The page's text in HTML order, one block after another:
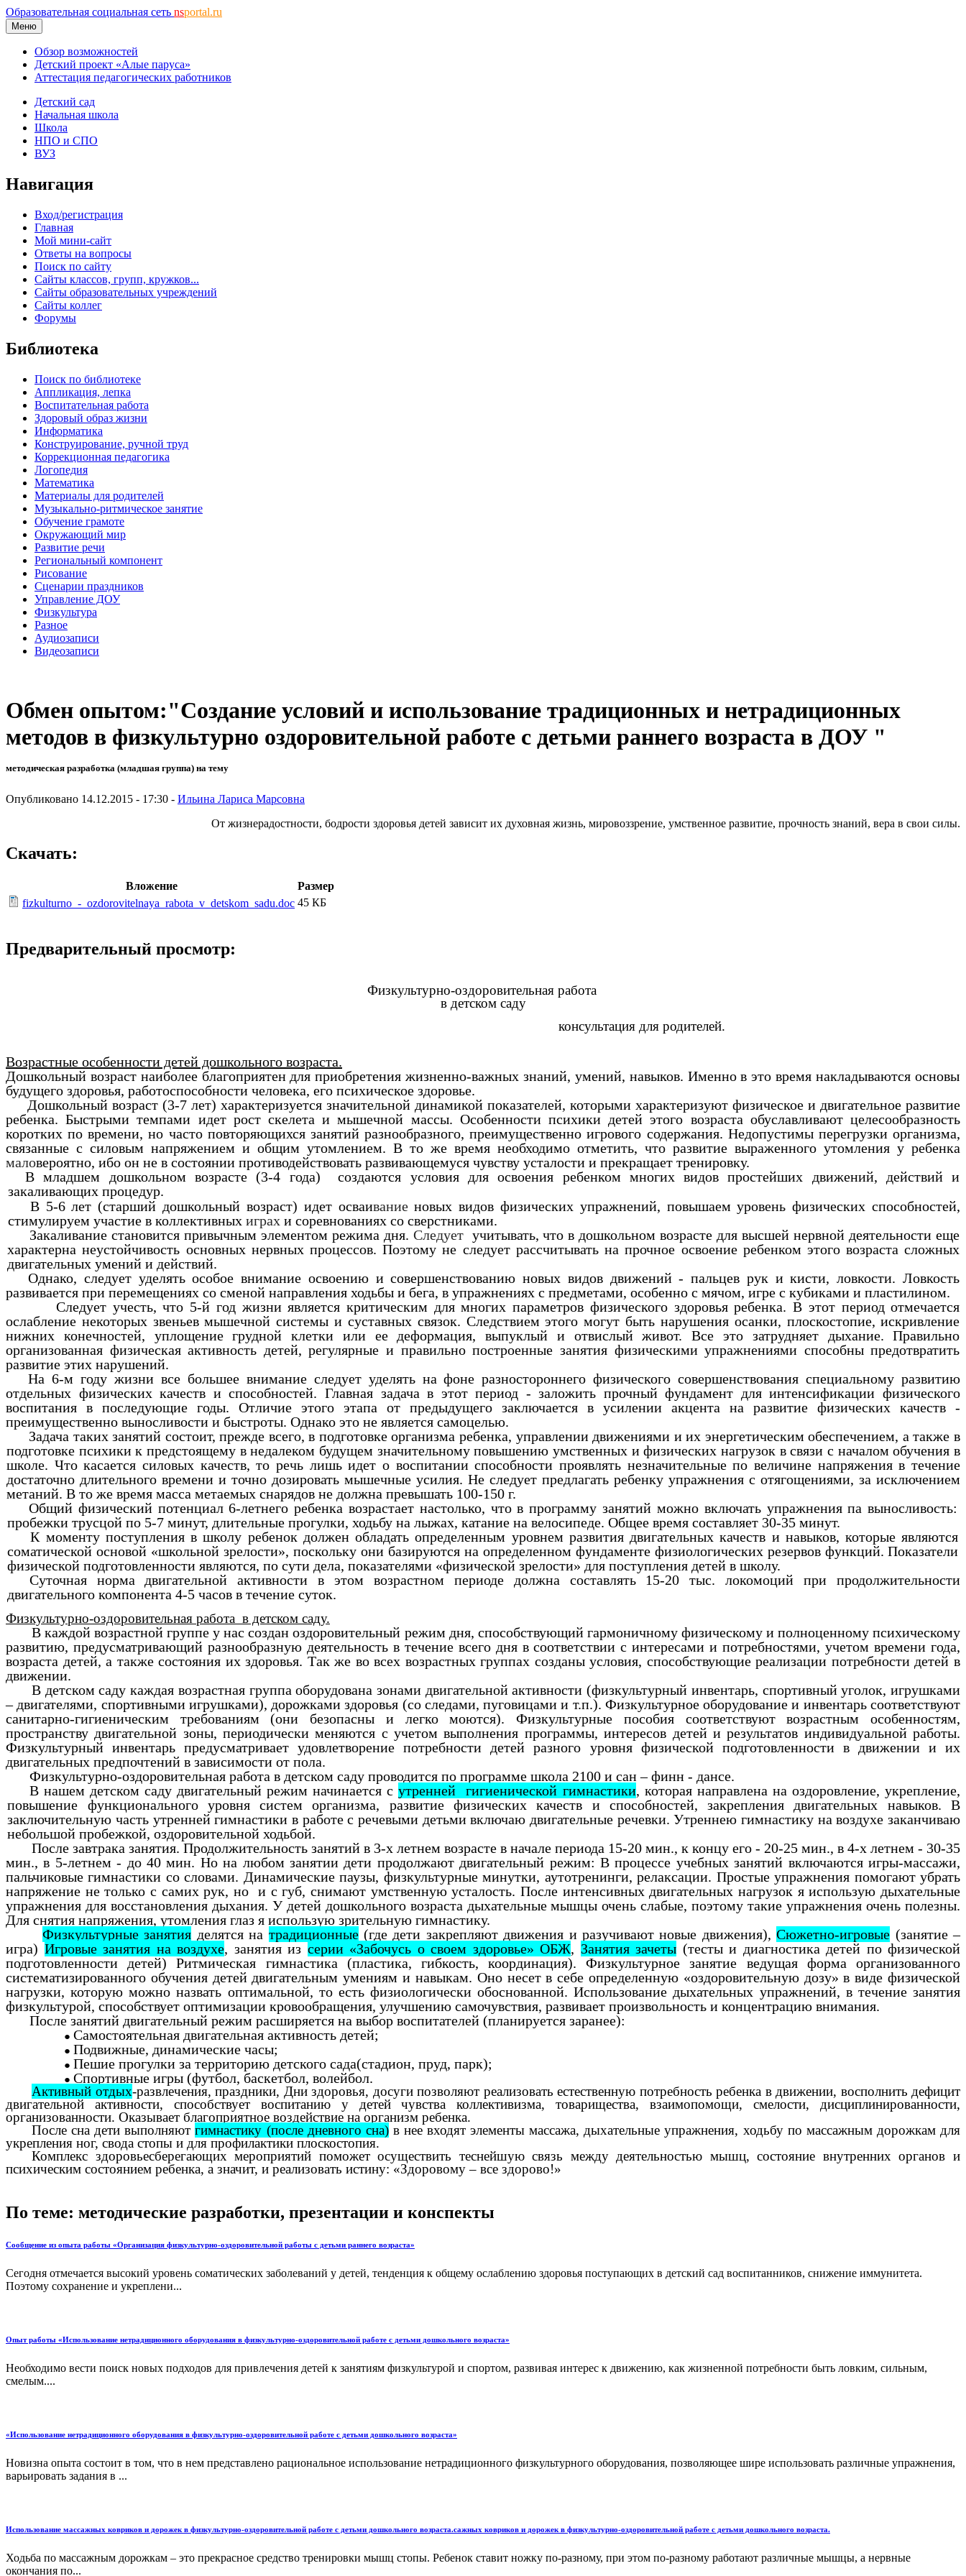
Образовательная социальная сеть nsportal.ru
Меню
Обзор возможностей
Детский проект «Алые паруса»
Аттестация педагогических работников
Детский сад
Начальная школа
Школа
НПО и СПО
ВУЗ
Навигация
Вход/регистрация
Главная
Мой мини-сайт
Ответы на вопросы
Поиск по сайту
Сайты классов, групп, кружков...
Сайты образовательных учреждений
Сайты коллег
Форумы
Библиотека
Поиск по библиотеке
Аппликация, лепка
Воспитательная работа
Здоровый образ жизни
Информатика
Конструирование, ручной труд
Коррекционная педагогика
Логопедия
Математика
Материалы для родителей
Музыкально-ритмическое занятие
Обучение грамоте
Окружающий мир
Развитие речи
Региональный компонент
Рисование
Сценарии праздников
Управление ДОУ
Физкультура
Разное
Аудиозаписи
Видеозаписи
Обмен опытом:"Создание условий и использование традиционных и нетрадиционных
методов в физкультурно оздоровительной работе с детьми раннего возраста в ДОУ "
методическая разработка (младшая группа) на тему
Опубликовано 14.12.2015 - 17:30 - Ильина Лариса Марсовна
От жизнерадостности, бодрости здоровья детей зависит их духовная жизнь, мировоззрение, умственное развитие, прочность знаний, вера в свои силы.
Скачать:
Вложение
Размер
fizkulturno_-_ozdorovitelnaya_rabota_v_detskom_sadu.doc 45 КБ
Предварительный просмотр:
Физкультурно-оздоровительная работа
в детском саду
консультация для родителей.
Возрастные особенности детей дошкольного возраста.
Дошкольный возраст наиболее благоприятен для приобретения жизненно-важных знаний, умений, навыков. Именно в это время накладываются основы
будущего здоровья, работоспособности человека, его психическое здоровье.
Дошкольный возраст (3-7 лет) характеризуется значительной динамикой показателей, которыми характеризуют физическое и двигательное развитие
ребенка. Быстрыми темпами идет рост скелета и мышечной массы. Особенности психики детей этого возраста обуславливают целесообразность
коротких по времени, но часто повторяющихся занятий разнообразного, преимущественно игрового содержания. Недопустимы перегрузки организма,
связанные с силовым напряжением и общим утомлением. В то же время необходимо отметить, что развитие выраженного утомления у ребенка
маловероятно, ибо он не в состоянии противодействовать развивающемуся чувству усталости и прекращает тренировку.
В младшем дошкольном возрасте (3-4 года) создаются условия для освоения ребенком многих видов простейших движений, действий и
закаливающих процедур.
В 5-6 лет (старший дошкольный возраст) идет осваиваниеновых видов физических упражнений, повышаем уровень физических способностей,
стимулируем участие в коллективных играх и соревнованиях со сверстниками.
Закаливание становится привычным элементом режима дня. Следует учитывать, что в дошкольном возрасте для высшей нервной деятельности еще
характерна неустойчивость основных нервных процессов. Поэтому не следует рассчитывать на прочное освоение ребенком этого возраста сложных
двигательных умений и действий.
Однако, следует уделять особое внимание освоению и совершенствованию новых видов движений - пальцев рук и кисти, ловкости. Ловкость
развивается при перемещениях со сменой направления ходьбы и бега, в упражнениях с предметами, особенно с мячом, игре с кубиками и пластилином.
Следует учесть, что 5-й год жизни является критическим для многих параметров физического здоровья ребенка. В этот период отмечается
ослабление некоторых звеньев мышечной системы и суставных связок. Следствием этого могут быть нарушения осанки, плоскостопие, искривление
нижних конечностей, уплощение грудной клетки или ее деформация, выпуклый и отвислый живот. Все это затрудняет дыхание. Правильно
организованная физическая активность детей, регулярные и правильно построенные занятия физическими упражнениями способны предотвратить
развитие этих нарушений.
На 6-м году жизни все большее внимание следует уделять на фоне разностороннего физического совершенствования специальному развитию
отдельных физических качеств и способностей. Главная задача в этот период - заложить прочный фундамент для интенсификации физического
воспитания в последующие годы. Отличие этого этапа от предыдущего заключается в усилении акцента на развитие физических качеств -
преимущественно выносливости и быстроты. Однако это не является самоцелью.
Задача таких занятий состоит, прежде всего, в подготовке организма ребенка, управлении движениями и их энергетическим обеспечением, а также в
подготовке психики к предстоящему в недалеком будущем значительному повышению умственных и физических нагрузок в связи с началом обучения в
школе. Что касается силовых качеств, то речь лишь идет о воспитании способности проявлять незначительные по величине напряжения в течение
достаточно длительного времени и точно дозировать мышечные усилия. Не следует предлагать ребенку упражнения с отягощениями, за исключением
метаний. В то же время масса метаемых снарядов не должна превышать 100-150 г.
Общий физический потенциал 6-летнего ребенка возрастает настолько, что в программу занятий можно включать упражнения па выносливость:
пробежки трусцой по 5-7 минут, длительные прогулки, ходьбу на лыжах, катание на велосипеде. Общее время составляет 30-35 минут.
К моменту поступления в школу ребенок должен обладать определенным уровнем развития двигательных качеств и навыков, которые являются
соматической основой «школьной зрелости», поскольку они базируются на определенном фундаменте физиологических резервов функций. Показатели
физической подготовленности являются, по сути дела, показателями «физической зрелости» для поступления детей в школу.
Суточная норма двигательной активности в этом возрастном периоде должна составлять 15-20 тыс. локомоций при продолжительности
двигательного компонента 4-5 часов в течение суток.
Физкультурно-оздоровительная работа в детском саду.
В каждой возрастной группе у нас создан оздоровительный режим дня, способствующий гармоничному физическому и полноценному психическому
развитию, предусматривающий разнообразную деятельность в течение всего дня в соответствии с интересами и потребностями, учетом времени года,
возраста детей, а также состояния их здоровья. Так же во всех возрастных группах созданы условия, способствующие реализации потребности детей в
движении.
В детском саду каждая возрастная группа оборудована зонами двигательной активности (физкультурный инвентарь, спортивный уголок, игрушками
– двигателями, спортивными игрушками), дорожками здоровья (со следами, пуговицами и т.п.). Физкультурное оборудование и инвентарь соответствуют
санитарно-гигиеническим требованиям (они безопасны и легко моются). Физкультурные пособия соответствуют возрастным особенностям,
пространству двигательной зоны, периодически меняются с учетом выполнения программы, интересов детей и результатов индивидуальной работы.
Физкультурный инвентарь предусматривает удовлетворение потребности детей разного уровня физической подготовленности в движении и их
двигательных предпочтений в зависимости от пола.
Физкультурно-оздоровительная работа в детском саду проводится по программе школа 2100 и сан – финн - дансе.
В нашем детском саду двигательный режим начинается сутренней гигиенической гимнастики, которая направлена на оздоровление, укрепление,
повышение функционального уровня систем организма, развитие физических качеств и способностей, закрепления двигательных навыков. В
заключительную часть утренней гимнастики в работе с речевыми детьми включаю двигательные речевки. Утреннею гимнастику на воздухе заканчиваю
небольшой пробежкой, оздоровительной ходьбой.
После завтрака занятия. Продолжительность занятий в 3-х летнем возрасте в начале периода 15-20 мин., к концу его - 20-25 мин., в 4-х летнем - 30-35
мин., в 5-летнем - до 40 мин. Но на любом занятии дети продолжают двигательный режим: В процессе учебных занятий включаются игры-массажи,
пальчиковые гимнастики со словами. Динамические паузы, физкультурные минутки, аутотренинги, релаксации. Простые упражнения помогают убрать
напряжение не только с самих рук, но и с губ, снимают умственную усталость. После интенсивных двигательных нагрузок я использую дыхательные
упражнения для восстановления дыхания. У детей дошкольного возраста дыхательные мышцы очень слабые, поэтому такие упражнения очень полезны.
Для снятия напряжения, утомления глаз я использую зрительную гимнастику.
Физкультурные занятия делятся на традиционные(где дети закрепляют движения и разучивают новые движения),Сюжетно-игровые (занятие –
игра) Игровые занятия на воздухе, занятия из серии «Забочусь о своем здоровье» ОБЖ, Занятия зачеты (тесты и диагностика детей по физической
подготовленности детей) Ритмическая гимнастика (пластика, гибкость, координация). Физкультурное занятие ведущая форма организованного
систематизированного обучения детей двигательным умениям и навыкам. Оно несет в себе определенную «оздоровительную дозу» в виде физической
нагрузки, которую можно назвать оптимальной, то есть физиологически обоснованной. Использование дыхательных упражнений, в течение занятия
физкультурой, способствует оптимизации кровообращения, улучшению самочувствия, развивает произвольность и концентрацию внимания.
После занятий двигательный режим расширяется на выбор воспитателей (планируется заранее):
Самостоятельная двигательная активность детей;
Подвижные, динамические часы;
Пешие прогулки за территорию детского сада(стадион, пруд, парк);
Спортивные игры (футбол, баскетбол, волейбол.
Активный отдых-развлечения, праздники, Дни здоровья, досуги позволяют реализовать естественную потребность ребенка в движении, восполнить дефицит
двигательной активности, способствует воспитанию у детей чувства коллективизма, товарищества, взаимопомощи, смелости, дисциплинированности,
организованности. Оказывает благоприятное воздействие на организм ребенка.
После сна дети выполняютгимнастику (после дневного сна)в нее входят элементы массажа, дыхательные упражнения, ходьбу по массажным дорожкам для
укрепления ног, свода стопы и для профилактики плоскостопия.
Комплекс здоровьесберегающих мероприятий поможет осуществить теснейшую связь между деятельностью мышц, состояние внутренних органов и
психическим состоянием ребенка, а значит, и реализовать истину: «Здоровому – все здорово!»
По теме: методические разработки, презентации и конспекты
Сообщение из опыта работы «Организация физкультурно-оздоровительной работы с детьми раннего возраста»
Сегодня отмечается высокий уровень соматических заболеваний у детей, тенденция к общему ослаблению здоровья поступающих в детский сад воспитанников, снижение иммунитета.
Поэтому сохранение и укреплени...
Опыт работы «Использование нетрадиционного оборудования в физкультурно-оздоровительной работе с детьми дошкольного возраста»
Необходимо вести поиск новых подходов для привлечения детей к занятиям физкультурой и спортом, развивая интерес к движению, как жизненной потребности быть ловким, сильным,
смелым....
«Использование нетрадиционного оборудования в физкультурно-оздоровительной работе с детьми дошкольного возраста»
Новизна опыта состоит в том, что в нем представлено рациональное использование нетрадиционного физкультурного оборудования, позволяющее шире использовать различные упражнения,
варьировать задания в ...
Использование массажных ковриков и дорожек в физкультурно-оздоровительной работе с детьми дошкольного возраста.сажных ковриков и дорожек в физкультурно-оздоровительной работе с детьми дошкольного возраста.
Ходьба по массажным дорожкам – это прекрасное средство тренировки мышц стопы. Ребенок ставит ножку по-разному, при этом по-разному работают различные мышцы, а нервные
окончания по...